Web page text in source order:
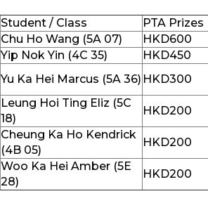
Student / Class
PTA Prizes
Chu Ho Wang (5A 07)
HKD600
Yip Nok Yin (4C 35)
HKD450
Yu Ka Hei Marcus (5A 36) HKD300
Leung Hoi Ting Eliz (5C
18)
HKD200
Cheung Ka Ho Kendrick
(4B 05)
HKD200
Woo Ka Hei Amber (5E
28)
HKD200